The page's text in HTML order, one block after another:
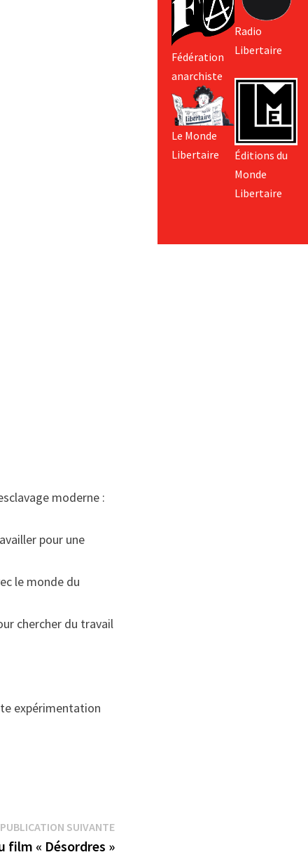
moderne :
pour une
le monde du
chercher du travail
expérimentation
PUBLICATION SUIVANTEPublication
suivante :
film « Désordres »
Fédération
anarchiste
Le Monde
Libertaire
Radio
Libertaire
Éditions du
Monde
Libertaire